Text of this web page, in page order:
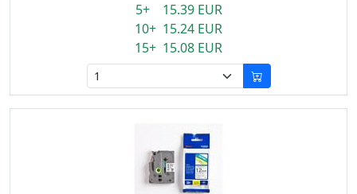
5+ 15.39 EUR
10+ 15.24 EUR
15+ 15.08 EUR